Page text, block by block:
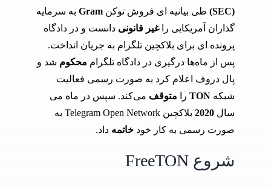
(SEC)
طی بیانیه ای فروش توکن Gramبه سرمایه
گذاران آمریکایی راغیر قانونی دانست و در دادگاه
پرونده ای برای بلاکچین تلگرام به جریان انداخت.
پس از ماه‌ها درگیری در دادگاه تلگرام محکوم شد و
پال دروف اعلام کرد به صورت رسمی فعالیت
شبکه TONرا متوقف می‌کند. سپس در ماه می
سال 2020
بلاکچین Telegram Open Network به
صورت رسمی به کار خود خاتمه داد.
شروع FreeTON